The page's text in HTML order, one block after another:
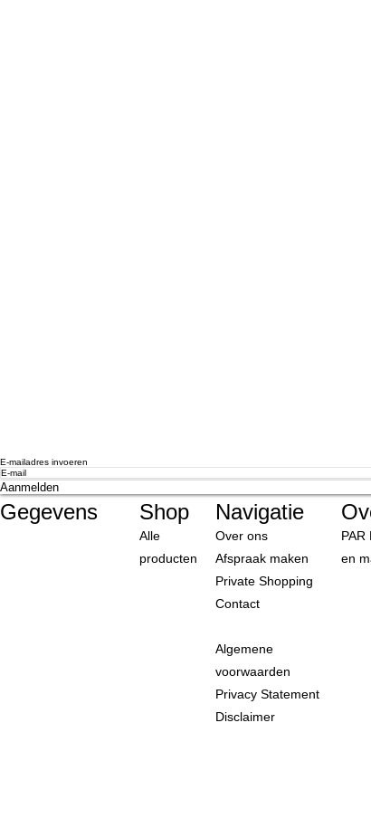
E-mailadres invoeren
Aanmelden
Gegevens Shop
Alle
producten
Navigatie
Over ons
Afspraak maken
Private Shopping
Contact
Algemene
voorwaarden
Privacy Statement
Disclaimer
en